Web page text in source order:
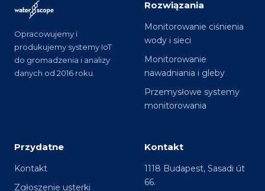
Opracowujemy i
produkujemy systemy IoT
do gromadzenia i analizy
danych od 2016 roku.
Rozwiązania
Monitorowanie ciśnienia
wody i sieci
Monitorowanie
nawadniania i gleby
Przemysłowe systemy
monitorowania
Przydatne
Kontakt
Zgłoszenie usterki
Kontakt
1118 Budapest, Sasadi út
66.